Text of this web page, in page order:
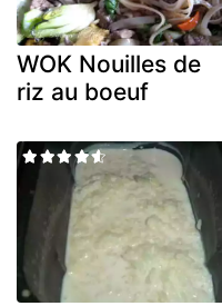
WOK Nouilles de
riz au boeuf